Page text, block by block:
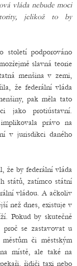
vláda nebude moci
jelikož to by
století podporováno
slavná teorie
menšina v zemi,
že federální vláda
pak měla tato
jako protiústavní.
právo na
v jurisdikci daného
že by federální vláda
států, zatímco státní
vládou. A ačkoliv
než dnes, existuje v
Pokud by skutečně
se zastavovat u
či městským
místě, ale také na
řidiči taxi nebo